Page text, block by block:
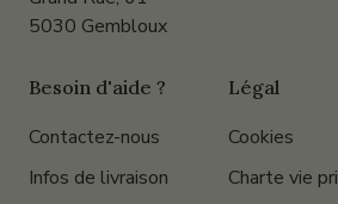
5030 Gembloux
Besoin d'aide ?
Contactez-nous
Infos de livraison
Légal
Cookies
Charte vie